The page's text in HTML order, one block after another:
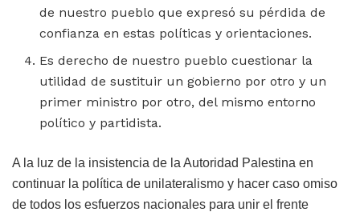
de nuestro pueblo que expresó su pérdida de
confianza en estas políticas y orientaciones.
Es derecho de nuestro pueblo cuestionar la
utilidad de sustituir un gobierno por otro y un
primer ministro por otro, del mismo entorno
político y partidista.
A la luz de la insistencia de la Autoridad Palestina en
continuar la política de unilateralismo y hacer caso omiso
de todos los esfuerzos nacionales para unir el frente